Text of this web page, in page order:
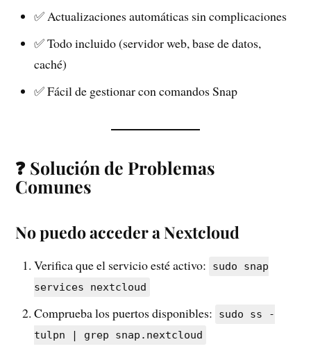
✅ Actualizaciones automáticas sin complicaciones
✅ Todo incluido (servidor web, base de datos,
caché)
✅ Fácil de gestionar con comandos Snap
❓ Solución de Problemas
Comunes
No puedo acceder a Nextcloud
Verifica que el servicio esté activo:
sudo snap
services nextcloud
Comprueba los puertos disponibles:
sudo ss -
tulpn | grep snap.nextcloud